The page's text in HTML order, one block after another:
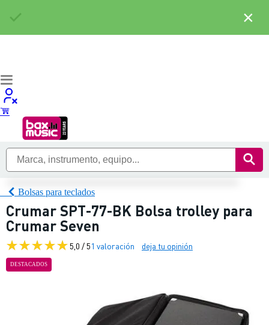
Bolsas para teclados
Crumar SPT-77-BK Bolsa trolley para
Crumar Seven
5,0 / 51 valoración deja tu opinión
DESTACADOS
×